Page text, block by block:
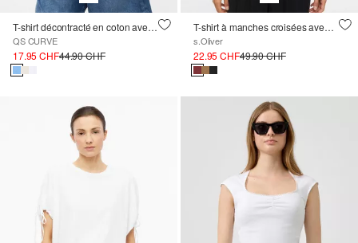
T-shirt décontracté en coton avec imprimé
QS CURVE
17.95 CHF44.90 CHF
T-shirt à manches croisées avec bord en dentelle
s.Oliver
22.95 CHF49.90 CHF